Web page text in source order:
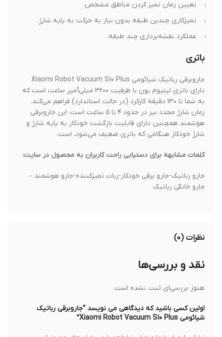
تعیین زمان تمیز کردن مناطق مشخص.
تمیزکاری چندین طبقه بدون نیاز به حرکت به پایه شارژ.
عملکرد نقشه‌برداری چند طبقه.
باتری
جاروبرقی رباتیک شیائومی Xiaomi Robot Vacuum S10 Plus
دارای باتری لیتیوم یون با ظرفیت ۳۲۰۰ میلی‌آمپر ساعت است که
به شما تا ۱۳۰ دقیقه کارکرد (در حالت استاندارد) فراهم می‌کند.
زمان شارژ مجدد نیز در حدود ۴ تا ۵ ساعت است. این جاروبرقی
هوشمند همچنین دارای قابلیت بازگشت خودکار به پایه شارژ و
شارژ خودکار هنگامی که باتری ضعیف می‌شود، است.
کلمات مشابهه برای دستیابی راحت کاربران به محصول در سایت:
جارو رباتیک-جارو برقی خودکار-ربات تمیزکننده-جارو هوشمند –
جارو خانگی رباتیک
نظرات (۰)
نقد و بررسی‌ها
هنوز بررسی‌ای ثبت نشده است.
اولین کسی باشید که دیدگاهی می نویسد “جاروبرقی رباتیک
شیائومی Xiaomi Robot Vacuum S10 Plus”